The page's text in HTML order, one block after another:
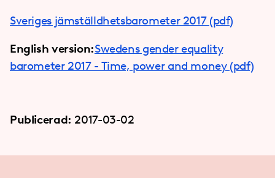
Sveriges jämställdhetsbarometer 2017 (pdf)
English version:Swedens gender equality
barometer 2017 - Time, power and money (pdf)
Publicerad: 2017-03-02